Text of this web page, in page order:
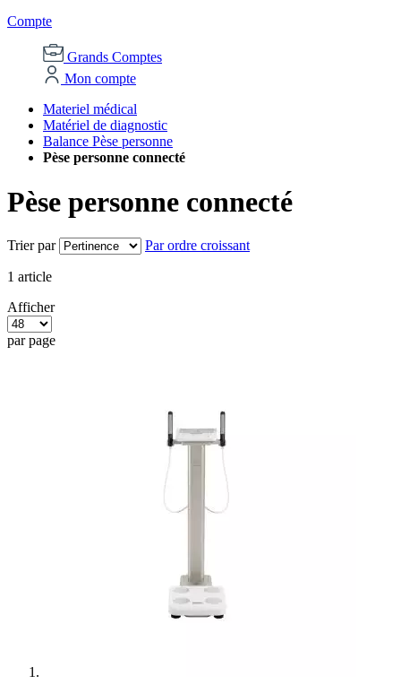
Compte
Grands Comptes
Mon compte
Materiel médical
Matériel de diagnostic
Balance Pèse personne
Pèse personne connecté
Pèse personne connecté
Trier par Par ordre croissant
1 article
Afficher
par page